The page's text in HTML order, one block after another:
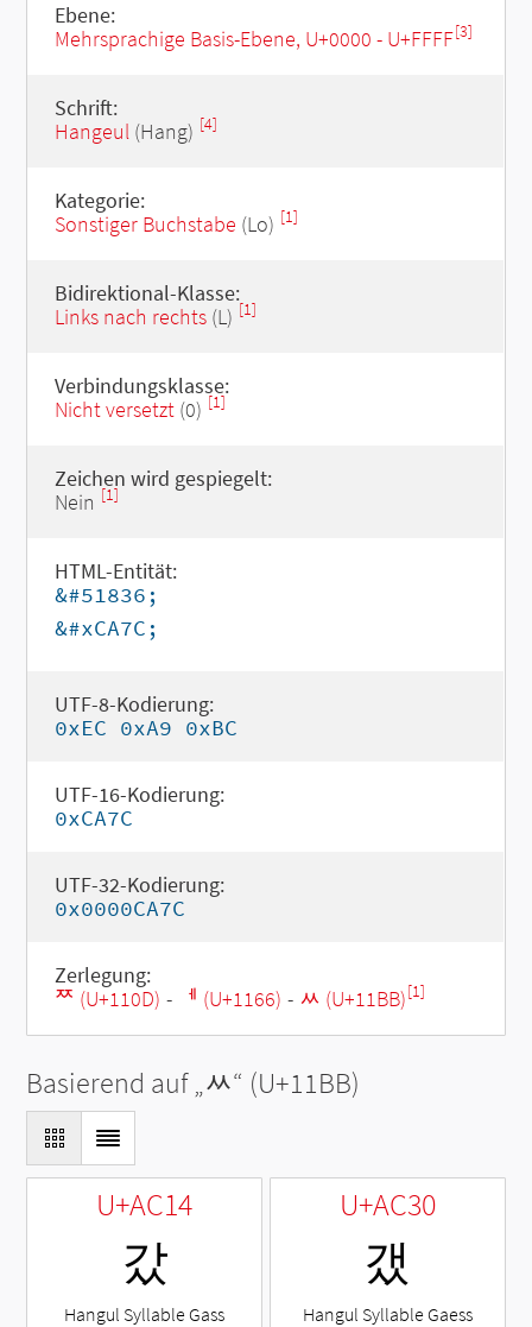
Ebene:
Mehrsprachige Basis-Ebene, U+0000 - U+FFFF[3]
Schrift:
Hangeul(Hang) [4]
Kategorie:
Sonstiger Buchstabe (Lo) [1]
Bidirektional-Klasse:
Links nach rechts(L) [1]
Verbindungsklasse:
Nicht versetzt(0) [1]
Zeichen wird gespiegelt:
Nein [1]
HTML-Entität:
&#51836;
&#xCA7C;
UTF-8-Kodierung:
0xEC 0xA9 0xBC
UTF-16-Kodierung:
0xCA7C
UTF-32-Kodierung:
0x0000CA7C
Zerlegung:
ᄍ (U+110D) - ᅦ (U+1166) - ᆻ (U+11BB)[1]
Basierend auf „ᆻ“ (U+11BB)
U+AC14
갔
Hangul Syllable Gass
U+AC30
갰
Hangul Syllable Gaess